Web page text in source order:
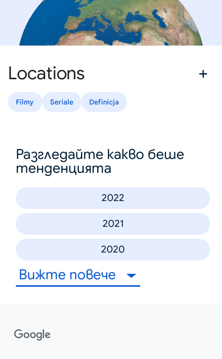
Locations
Filmy Seriale Definicja
Разгледайте какво беше
тенденцията
2022
2021
2020
Вижте повече